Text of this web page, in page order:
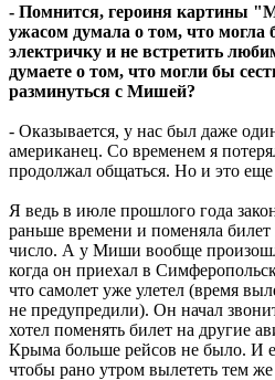
- Помнится, героиня картины
ужасом думала о том, что могла
электричку и не встретить
думаете о том, что могли бы
разминуться с Мишей?
- Оказывается, у нас был даже
американец. Со временем я
продолжал общаться. Но и это еще
Я ведь в июле прошлого года
раньше времени и поменяла билет
число. А у Миши вообще
когда он приехал в
что самолет уже улетел (время
не предупредили). Он начал
хотел поменять билет на другие
Крыма больше рейсов не было. И
чтобы рано утром вылететь тем